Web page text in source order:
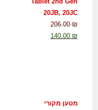
20JB, 20JC
206.00₪
140.00 ₪
מטען מקורי